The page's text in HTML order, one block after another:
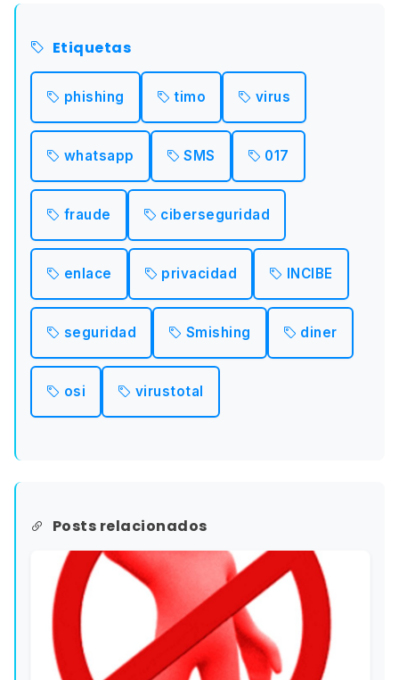
Etiquetas
phishing timo virus
whatsapp SMS 017
fraude ciberseguridad
enlace privacidad INCIBE
seguridad Smishing diner
osi virustotal
Posts relacionados